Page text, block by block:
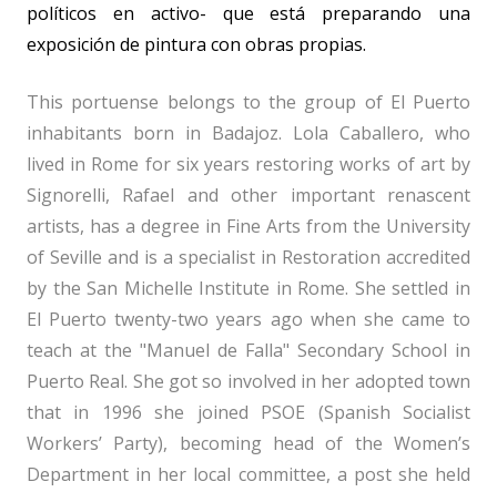
políticos en activo- que está preparando una
exposición de pintura con obras propias.
This portuense belongs to the group of El Puerto
inhabitants born in Badajoz. Lola Caballero, who
lived in Rome for six years restoring works of art by
Signorelli, Rafael and other important renascent
artists, has a degree in Fine Arts from the University
of Seville and is a specialist in Restoration accredited
by the San Michelle Institute in Rome. She settled in
El Puerto twenty-two years ago when she came to
teach at the "Manuel de Falla" Secondary School in
Puerto Real. She got so involved in her adopted town
that in 1996 she joined PSOE (Spanish Socialist
Workers’ Party), becoming head of the Women’s
Department in her local committee, a post she held